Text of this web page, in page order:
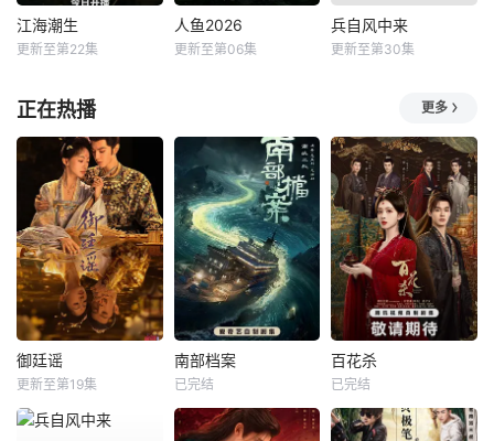
江海潮生
更新至第22集
人鱼2026
更新至第06集
兵自风中来
更新至第30集
正在热播 更多
御廷谣
更新至第19集
南部档案
已完结
百花杀
已完结